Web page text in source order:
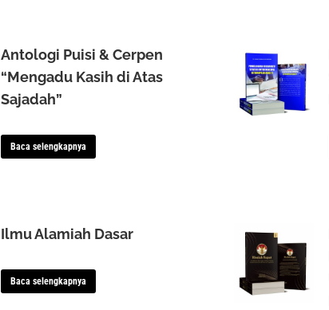
Antologi Puisi & Cerpen
“Mengadu Kasih di Atas
Sajadah”
Baca selengkapnya
Ilmu Alamiah Dasar
Baca selengkapnya